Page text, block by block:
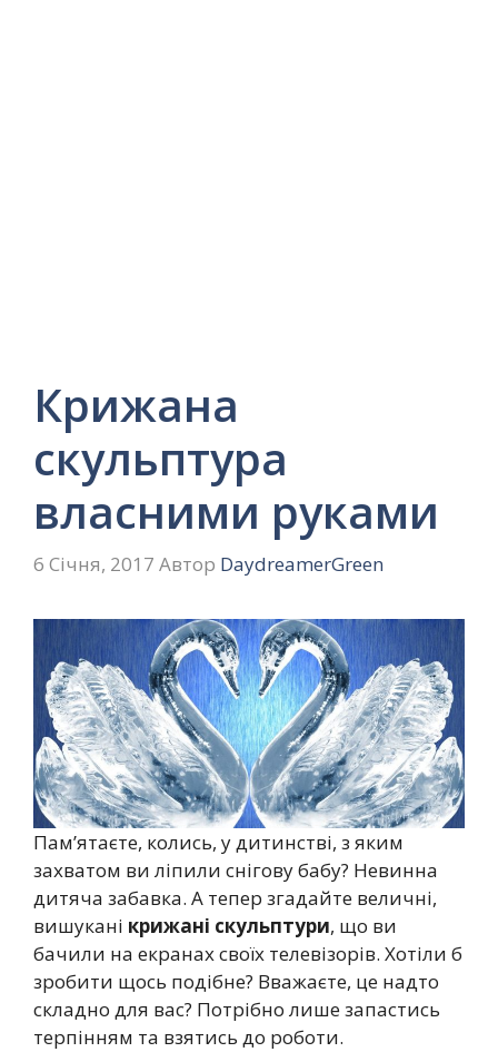
Крижана
скульптура
власними руками
6 Січня, 2017 Автор DaydreamerGreen
Пам’ятаєте, колись, у дитинстві, з яким
захватом ви ліпили снігову бабу? Невинна
дитяча забавка. А тепер згадайте величні,
вишукані крижані скульптури, що ви
бачили на екранах своїх телевізорів. Хотіли б
зробити щось подібне? Вважаєте, це надто
складно для вас? Потрібно лише запастись
терпінням та взятись до роботи.